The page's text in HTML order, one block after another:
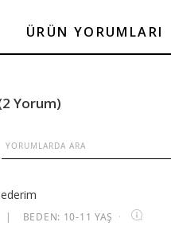
ÜRÜN YORUMLARI
Yorum)
| BEDEN: 10-11 YAŞ ·